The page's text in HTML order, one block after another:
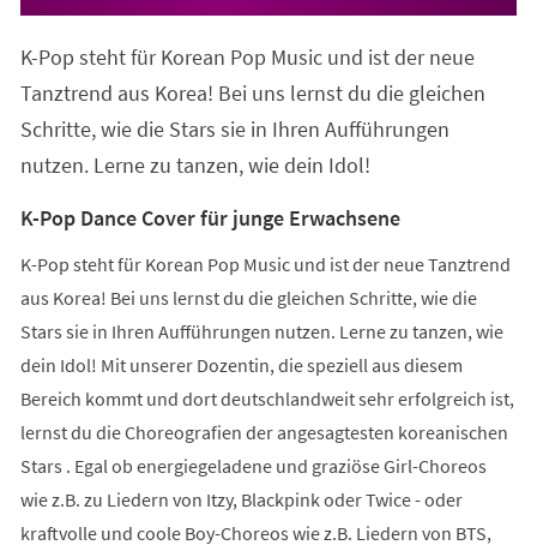
K-Pop steht für Korean Pop Music und ist der neue
Tanztrend aus Korea! Bei uns lernst du die gleichen
Schritte, wie die Stars sie in Ihren Aufführungen
nutzen. Lerne zu tanzen, wie dein Idol!
K-Pop Dance Cover für junge Erwachsene
K-Pop steht für Korean Pop Music und ist der neue Tanztrend
aus Korea! Bei uns lernst du die gleichen Schritte, wie die
Stars sie in Ihren Aufführungen nutzen. Lerne zu tanzen, wie
dein Idol! Mit unserer Dozentin, die speziell aus diesem
Bereich kommt und dort deutschlandweit sehr erfolgreich ist,
lernst du die Choreografien der angesagtesten koreanischen
Stars . Egal ob energiegeladene und graziöse Girl-Choreos
wie z.B. zu Liedern von Itzy, Blackpink oder Twice - oder
kraftvolle und coole Boy-Choreos wie z.B. Liedern von BTS,